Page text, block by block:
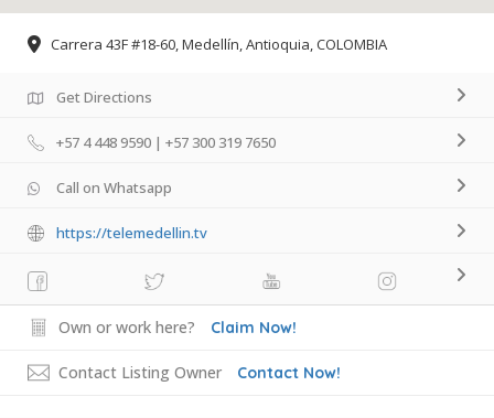
Carrera 43F #18-60, Medellín, Antioquia, COLOMBIA
Get Directions
+57 4 448 9590 | +57 300 319 7650
Call on Whatsapp
https://telemedellin.tv
Own or work here? Claim Now!
Contact Listing Owner Contact Now!